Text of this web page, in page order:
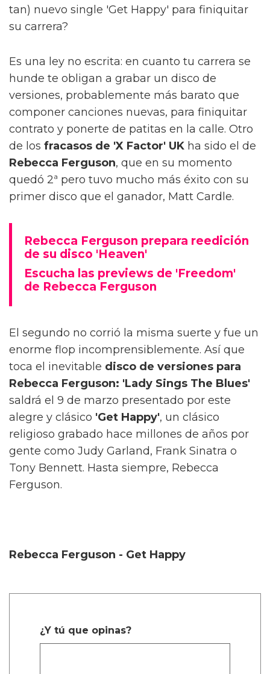
tan) nuevo single 'Get Happy' para finiquitar
su carrera?
Es una ley no escrita: en cuanto tu carrera se
hunde te obligan a grabar un disco de
versiones, probablemente más barato que
componer canciones nuevas, para finiquitar
contrato y ponerte de patitas en la calle. Otro
de los fracasos de 'X Factor' UK ha sido el de
Rebecca Ferguson, que en su momento
quedó 2ª pero tuvo mucho más éxito con su
primer disco que el ganador, Matt Cardle.
Rebecca Ferguson prepara reedición
de su disco 'Heaven'
Escucha las previews de 'Freedom'
de Rebecca Ferguson
El segundo no corrió la misma suerte y fue un
enorme flop incomprensiblemente. Así que
toca el inevitable disco de versiones para
Rebecca Ferguson: 'Lady Sings The Blues'
saldrá el 9 de marzo presentado por este
alegre y clásico 'Get Happy', un clásico
religioso grabado hace millones de años por
gente como Judy Garland, Frank Sinatra o
Tony Bennett. Hasta siempre, Rebecca
Ferguson.
Rebecca Ferguson - Get Happy
¿Y tú que opinas?